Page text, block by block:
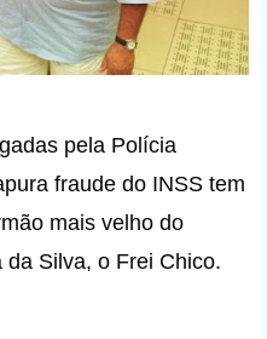
pela Polícia
fraude do INSS tem
mais velho do
Silva, o Frei Chico.